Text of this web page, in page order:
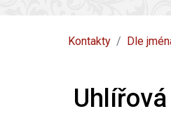
Kontakty Dle